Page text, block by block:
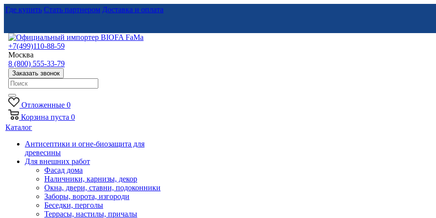
Где купить Стать партнером Доставка и оплата
+7(499)110-88-59
Москва
8 (800) 555-33-79
Заказать звонок
Отложенные 0
Корзина пуста 0
Каталог
Антисептики и огне-биозащита для
древесины
Для внешних работ
Фасад дома
Наличники, карнизы, декор
Окна, двери, ставни, подоконники
Заборы, ворота, изгороди
Беседки, перголы
Террасы, настилы, причалы